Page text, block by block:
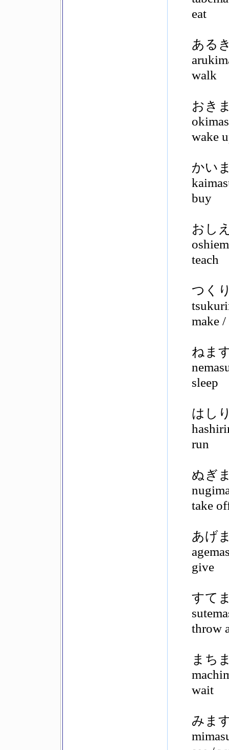
eat
ある
walk
おき
wake
かい
buy
おし
teach
つく
make /
ねま
sleep
はし
run
ぬぎ
take
あげ
give
すて
throw
まち
wait
みま